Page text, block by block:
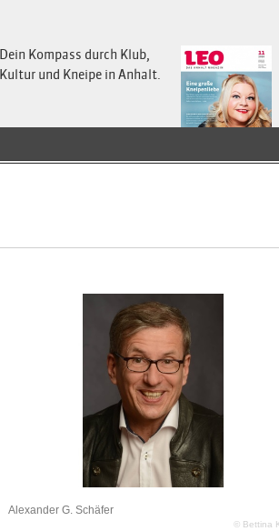
Dein Kompass durch Klub,
Kultur und Kneipe in Anhalt.
Alexander G. Schäfer
© Bettina